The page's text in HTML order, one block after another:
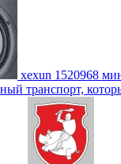
xexun 1520968
транспорт,